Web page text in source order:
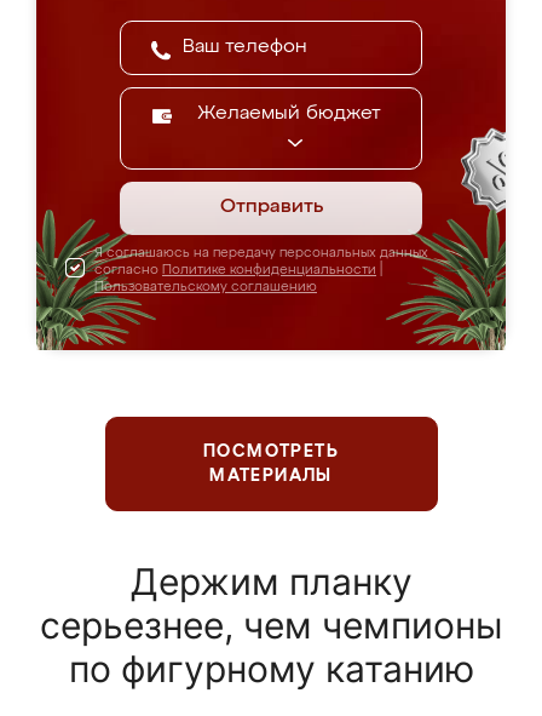
Желаемый бюджет
Отправить
Я соглашаюсь на передачу персональных данных
согласно Политике конфиденциальности
Пользовательскому соглашению
ПОСМОТРЕТЬ
МАТЕРИАЛЫ
Держим планку
серьезнее, чем чемпионы
по фигурному катанию